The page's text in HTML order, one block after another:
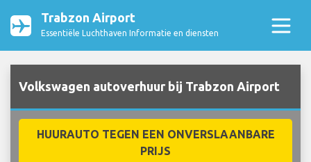
Trabzon Airport
Essentiële Luchthaven Informatie en diensten
Volkswagen autoverhuur bij Trabzon Airport
HUURAUTO TEGEN EEN ONVERSLAANBARE
PRIJS